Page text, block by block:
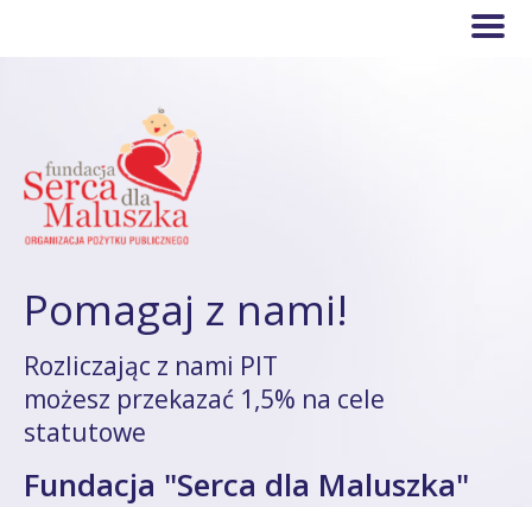
Pomagaj z nami!
Rozliczając z nami PIT
możesz przekazać 1,5% na cele
statutowe
Fundacja "Serca dla Maluszka"